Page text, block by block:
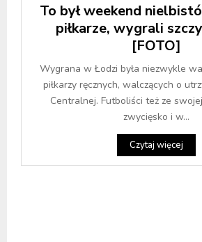
To był weekend
piłkarze, wygrali
[FOTO]
Wygrana w Łodzi była niezwykle
piłkarzy ręcznych, walczących o
Centralnej. Futboliści też ze
zwycięsko i w...
Czytaj więcej